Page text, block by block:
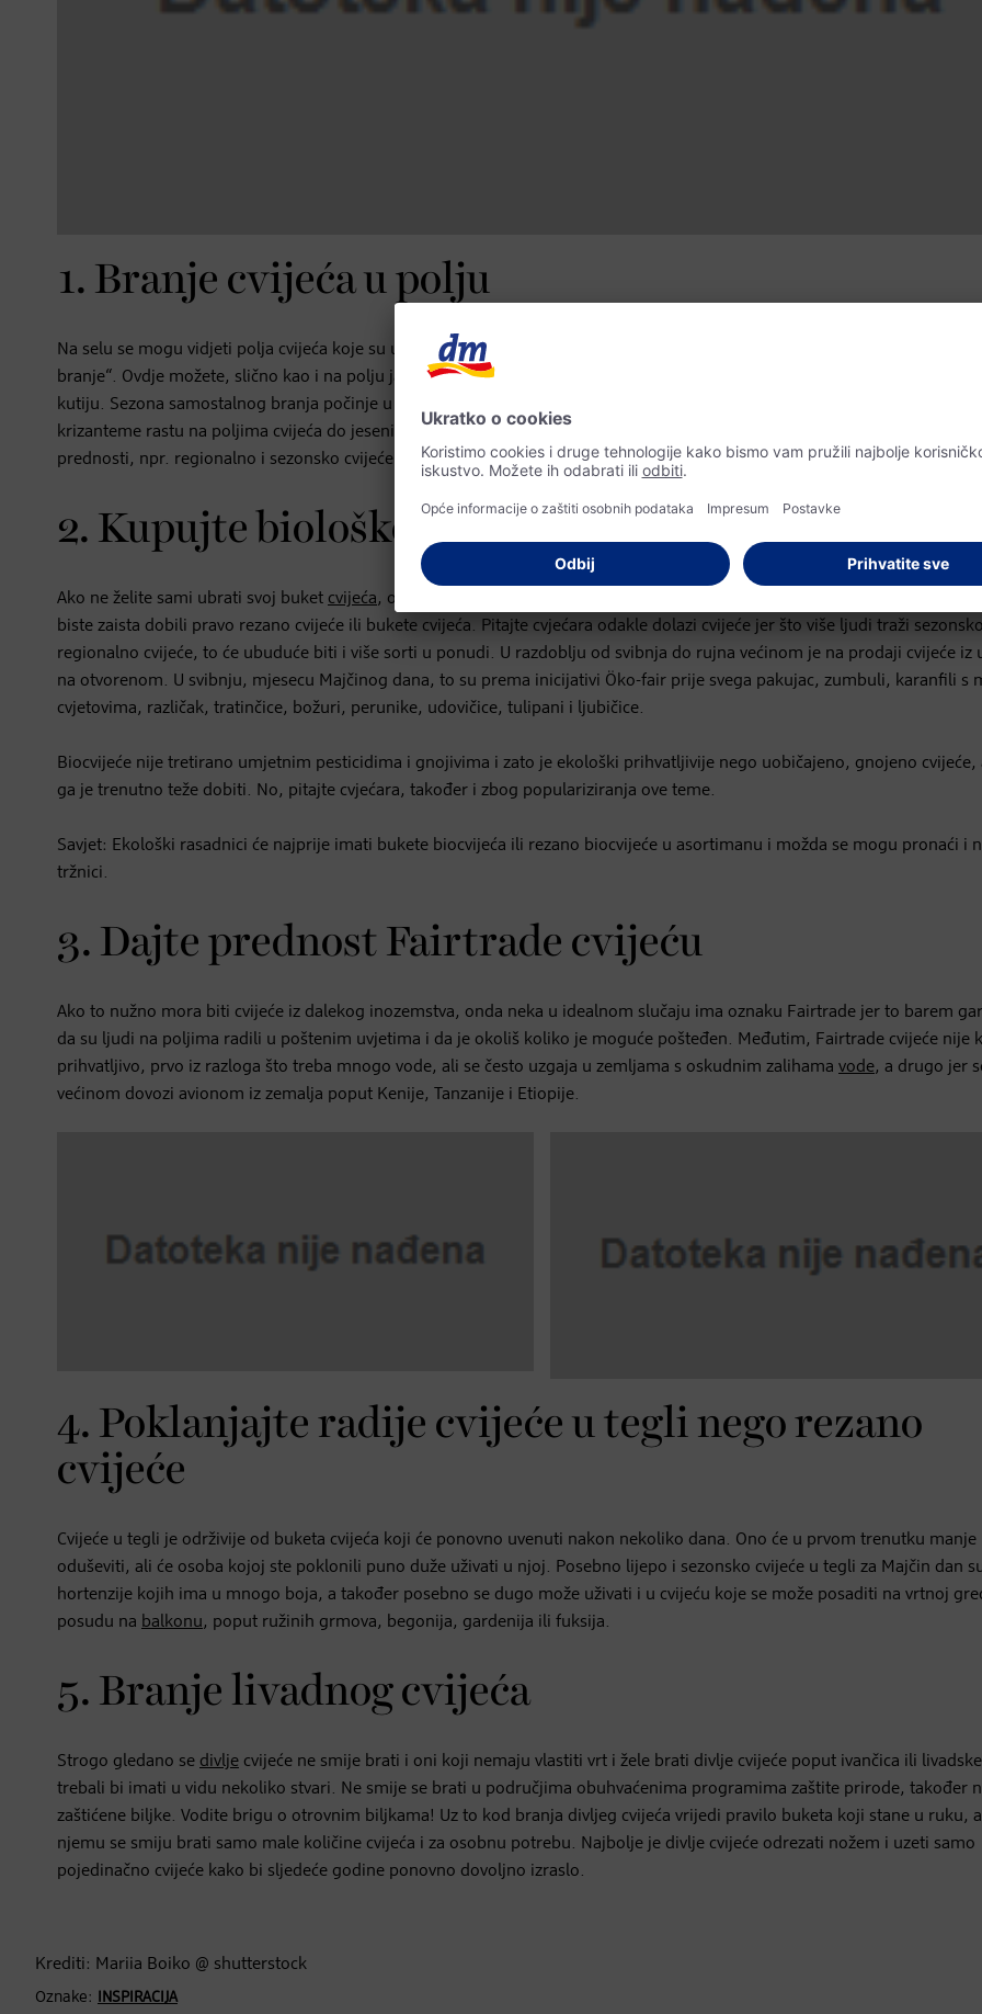
1. Branje cvijeća u polju
Na selu se mogu vidjeti polja cvijeća koje su uzgojili seljaci ili vrtlari. Većinom se pored njih može vidjeti znak s natpisom
branje“. Ovdje možete, slično kao i na polju jagoda, sami brati bilje i po cvijetu ubaciti propisani iznos u postavljenu
kutiju. Sezona samostalnog branja počinje u travnju s prvim tulipanima, od srpnja cvjetaju ljiljani, gladiole i suncokreti, a
krizanteme rastu na poljima cvijeća do jeseni. Osim kratkih transportnih putova cvjetna polja za samostalno branje imaju i
prednosti, npr. regionalno i sezonsko cvijeće je ekološki i klimatski najprihvatljivije.
2. Kupujte biološko, sezonsko i regionalno cvijeće
Ako ne želite sami ubrati svoj buket cvijeća, obratite se cvjećaru od povjerenja. No svakako je potrebno malo
biste zaista dobili pravo rezano cvijeće ili bukete cvijeća. Pitajte cvjećara odakle dolazi cvijeće jer što više ljudi traži
regionalno cvijeće, to će ubuduće biti i više sorti u ponudi. U razdoblju od svibnja do rujna većinom je na prodaji cvijeće iz
na otvorenom. U svibnju, mjesecu Majčinog dana, to su prema inicijativi Öko-fair prije svega pakujac, zumbuli, karanfili s
cvjetovima, različak, tratinčice, božuri, perunike, udovičice, tulipani i ljubičice.
Biocvijeće nije tretirano umjetnim pesticidima i gnojivima i zato je ekološki prihvatljivije nego uobičajeno, gnojeno cvijeće,
ga je trenutno teže dobiti. No, pitajte cvjećara, također i zbog populariziranja ove teme.
Savjet: Ekološki rasadnici će najprije imati bukete biocvijeća ili rezano biocvijeće u asortimanu i možda se mogu pronaći i
tržnici.
3. Dajte prednost Fairtrade cvijeću
Ako to nužno mora biti cvijeće iz dalekog inozemstva, onda neka u idealnom slučaju ima oznaku Fairtrade jer to barem
da su ljudi na poljima radili u poštenim uvjetima i da je okoliš koliko je moguće pošteđen. Međutim, Fairtrade cvijeće nije
prihvatljivo, prvo iz razloga što treba mnogo vode, ali se često uzgaja u zemljama s oskudnim zalihama vode, a drugo jer
većinom dovozi avionom iz zemalja poput Kenije, Tanzanije i Etiopije.
4. Poklanjajte radije cvijeće u tegli nego rezano
cvijeće
Cvijeće u tegli je održivije od buketa cvijeća koji će ponovno uvenuti nakon nekoliko dana. Ono će u prvom trenutku manje
oduševiti, ali će osoba kojoj ste poklonili puno duže uživati u njoj. Posebno lijepo i sezonsko cvijeće u tegli za Majčin dan
hortenzije kojih ima u mnogo boja, a također posebno se dugo može uživati i u cvijeću koje se može posaditi na vrtnoj
posudu na balkonu, poput ružinih grmova, begonija, gardenija ili fuksija.
5. Branje livadnog cvijeća
Strogo gledano se divlje cvijeće ne smije brati i oni koji nemaju vlastiti vrt i žele brati divlje cvijeće poput ivančica ili
trebali bi imati u vidu nekoliko stvari. Ne smije se brati u područjima obuhvaćenima programima zaštite prirode, također
zaštićene biljke. Vodite brigu o otrovnim biljkama! Uz to kod branja divljeg cvijeća vrijedi pravilo buketa koji stane u ruku,
njemu se smiju brati samo male količine cvijeća i za osobnu potrebu. Najbolje je divlje cvijeće odrezati nožem i uzeti samo
pojedinačno cvijeće kako bi sljedeće godine ponovno dovoljno izraslo.
Krediti: Mariia Boiko @ shutterstock
Oznake: INSPIRACIJA